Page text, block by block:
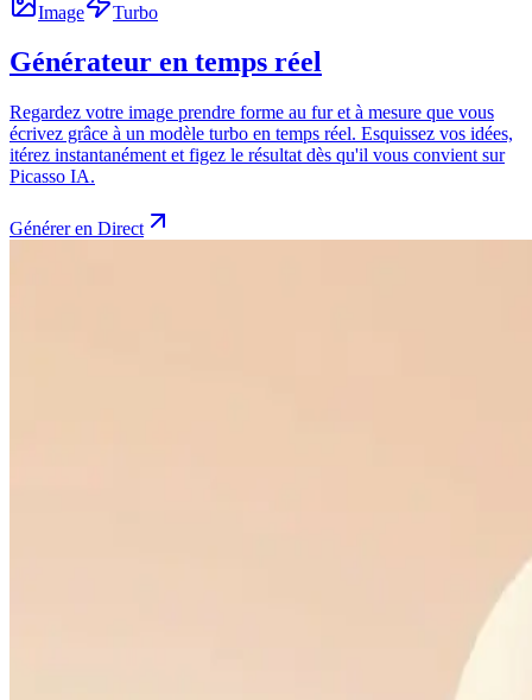
Image Turbo
Générateur en temps réel
Regardez votre image prendre forme au fur et à mesure que vous
écrivez grâce à un modèle turbo en temps réel. Esquissez vos idées,
itérez instantanément et figez le résultat dès qu'il vous convient sur
Picasso IA.
Générer en Direct